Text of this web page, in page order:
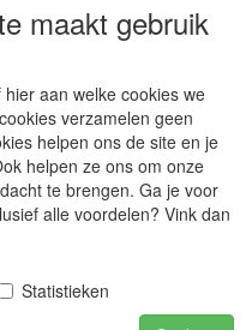
v.o.f. Schagen
maakt gebruik
aan welke cookies we
verzamelen geen
helpen ons de site en je
helpen ze ons om onze
te brengen. Ga je voor
alle voordelen? Vink dan
Statistieken